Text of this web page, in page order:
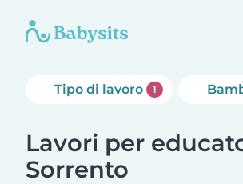
Tipo di lavoro 1
Lavori per
Sorrento